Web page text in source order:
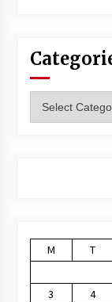
M
T
3
4